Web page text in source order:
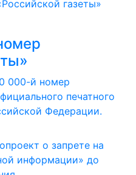
000-й номер
печатного
Федерации.